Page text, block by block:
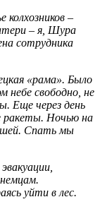
колхозников –
– я, Шура
сотрудника
«рама». Было
свободно, не
Еще через день
ракеты. Ночью на
шей. Спать мы
уйти в лес.